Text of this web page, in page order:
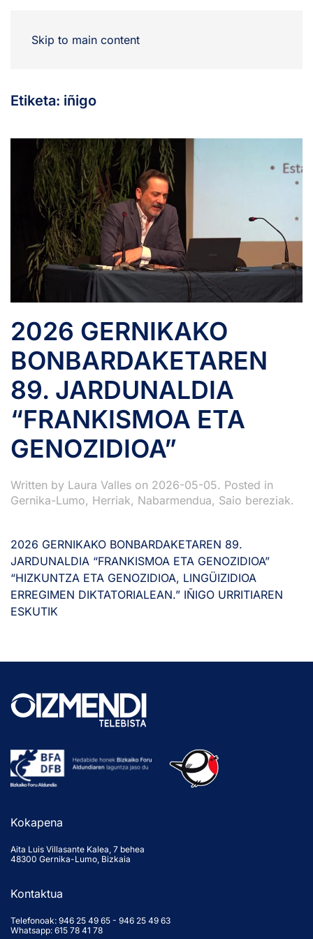
Skip to main content
Etiketa: iñigo
2026 GERNIKAKO
BONBARDAKETAREN
89. JARDUNALDIA
“FRANKISMOA ETA
GENOZIDIOA”
Written by Laura Valles on 2026-05-05. Posted in
Gernika-Lumo, Herriak, Nabarmendua, Saio bereziak.
2026 GERNIKAKO BONBARDAKETAREN 89.
JARDUNALDIA “FRANKISMOA ETA GENOZIDIOA”
“HIZKUNTZA ETA GENOZIDIOA, LINGÜIZIDIOA
ERREGIMEN DIKTATORIALEAN.” IÑIGO URRITIAREN
ESKUTIK
Kokapena
Aita Luis Villasante Kalea, 7 behea
48300 Gernika-Lumo, Bizkaia
Kontaktua
Telefonoak: 946 25 49 65 - 946 25 49 63
Whatsapp: 615 78 41 78